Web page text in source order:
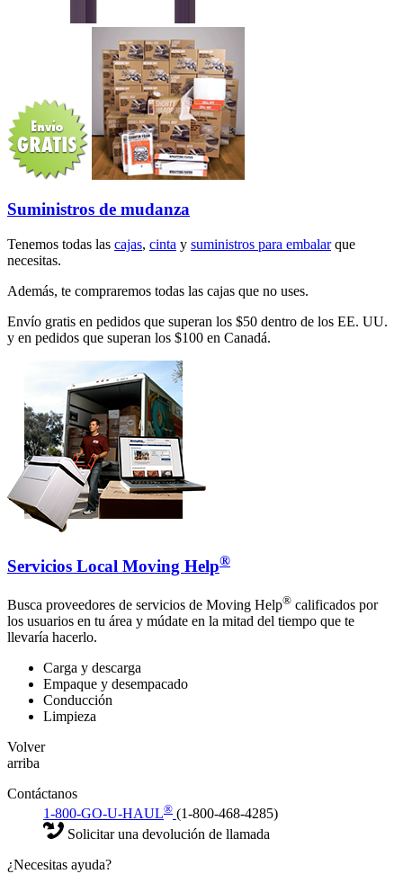
Suministros de mudanza
Tenemos todas las cajas, cinta y suministros para embalarque
necesitas.
Además, te compraremos todas las cajas que no uses.
Envío gratis en pedidos que superan los $50 dentro de los EE. UU.
y en pedidos que superan los $100 en Canadá.
Servicios Local Moving Help®
Busca proveedores de servicios de Moving Help® calificados por
los usuarios en tu área y múdate en la mitad del tiempo que te
llevaría hacerlo.
Carga y descarga
Empaque y desempacado
Conducción
Limpieza
Volver
arriba
Contáctanos
1-800-GO-U-HAUL® (1-800-468-4285)
Solicitar una devolución de llamada
¿Necesitas ayuda?